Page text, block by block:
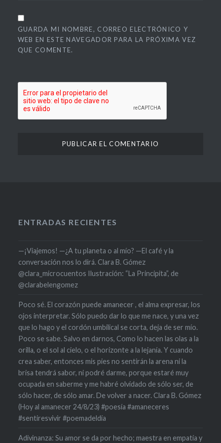
GUARDA MI NOMBRE, CORREO ELECTRÓNICO Y
WEB EN ESTE NAVEGADOR PARA LA PRÓXIMA VEZ
QUE COMENTE.
ENTRADAS RECIENTES
—¡Viajemos! —¿A tu planeta o al mío? —El café y la
conversación nos lo dirá. Clara B. Gómez
@clara_microcuentos Ilustración: “La Principita”, de
@clarabelengomez
Poco sé. El corazón puede amanecer , el alma expresar, los
ojos interpretar. Sólo puedo dar lo que me nace, y una vez
que lo hago y el cordón umbilical se corta, deja de ser mío.
Poco se sabe. Salvo en darnos, Como lo hacen las olas a la
orilla, o el sol al cielo, o el horizonte a la lejanía. Y cuando
crea saber, entonces mis pies no sentirán la arena ni la
brisa tendrá sabor, ni podré darme, porque estaré muy
ocupada en saberme y me habré olvidado de sólo ser, de
sólo hacer, de sólo amar. De volver a nacer. Clara B. Gómez
(Hoy al amanecer 24/8/23) #poesía #amaneceres
#sentiresvivir #poemadeldía
Adivinanza: Su amor se da por hecho; maestra en empatía y